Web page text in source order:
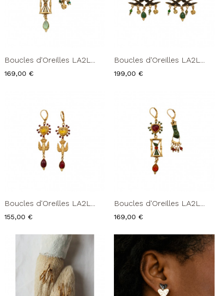
Boucles d'Oreilles LA2L...
Prix
169,00 €
Boucles d'Oreilles LA2L...
Prix
199,00 €
Boucles d'Oreilles LA2L...
Prix
155,00 €
Boucles d'Oreilles LA2L...
Prix
169,00 €